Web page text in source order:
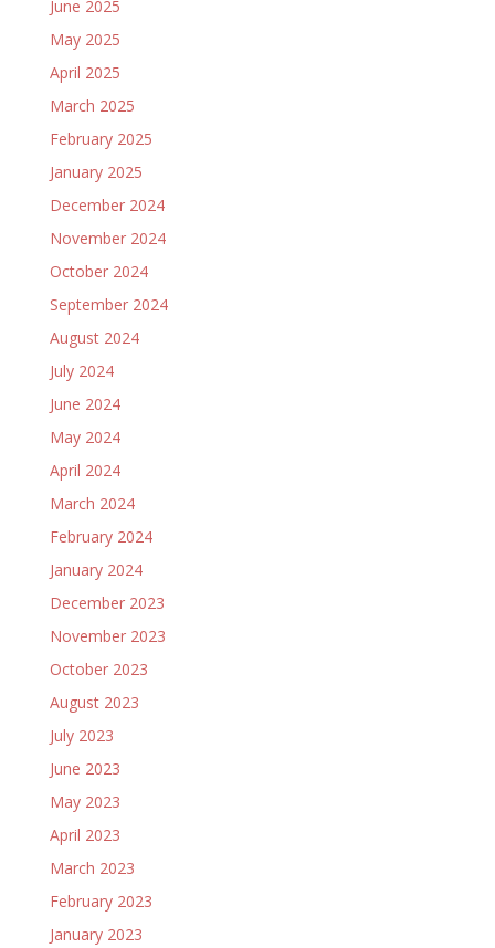
June 2025
May 2025
April 2025
March 2025
February 2025
January 2025
December 2024
November 2024
October 2024
September 2024
August 2024
July 2024
June 2024
May 2024
April 2024
March 2024
February 2024
January 2024
December 2023
November 2023
October 2023
August 2023
July 2023
June 2023
May 2023
April 2023
March 2023
February 2023
January 2023